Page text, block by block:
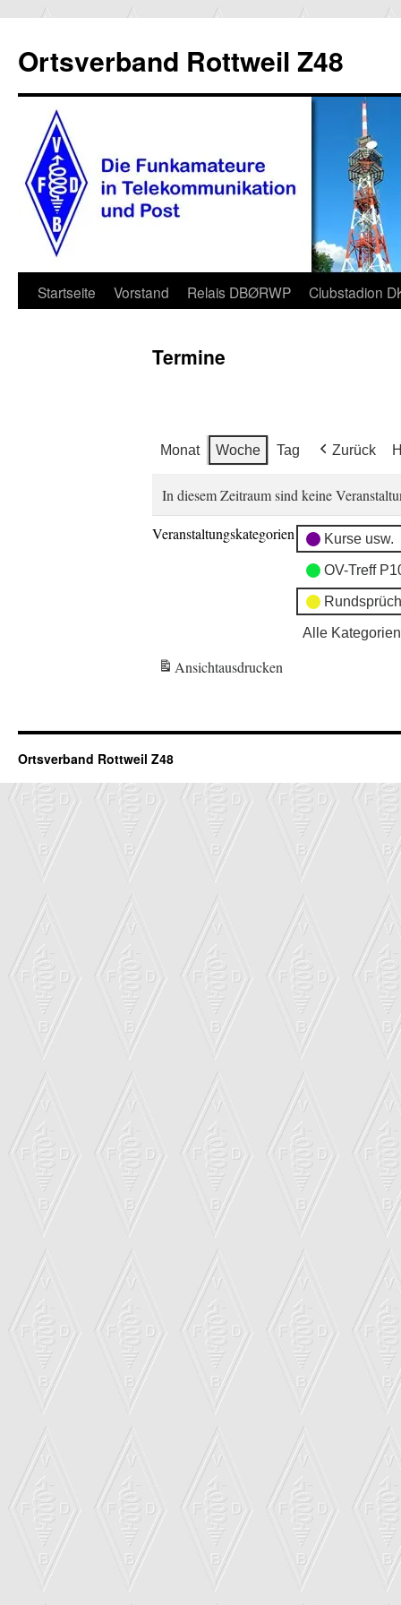
Ortsverband Rottweil Z48
Zum
Startseite Vorstand Relais DBØRWP Clubstadion
Termine
Monat Woche Tag Zurück
In diesem Zeitraum sind keine
Veranstaltungskategorien Kurse usw.
OV-Treff
Alle Kategorien
Ansichtausdrucken
Ortsverband Rottweil Z48